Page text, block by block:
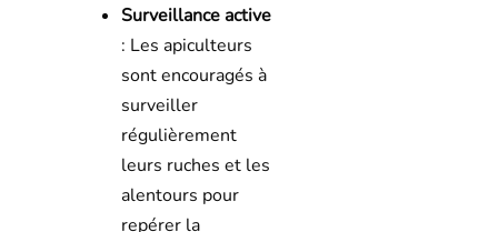
Surveillance active
: Les apiculteurs
sont encouragés à
surveiller
régulièrement
leurs ruches et les
alentours pour
repérer la